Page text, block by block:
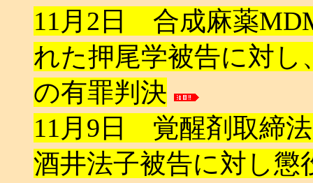
11月2日 合成麻薬
れた押尾学被告に対し
の有罪判決
11月9日 覚醒剤取締
酒井法子被告に対し懲